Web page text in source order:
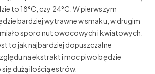
to 18°C, czy 24°C. W pierwszym
bardziej wytrawne w smaku, w drugim
sporo nut owocowych i kwiatowych.
to jak najbardziej dopuszczalne
na ekstrakt i moc piwo będzie
dużą ilością estrów.